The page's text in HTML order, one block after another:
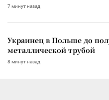
7 минут назад
Украинец в Польше до
металлической трубой
8 минут назад